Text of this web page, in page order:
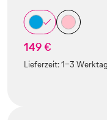
149 €
Lieferzeit:1-3